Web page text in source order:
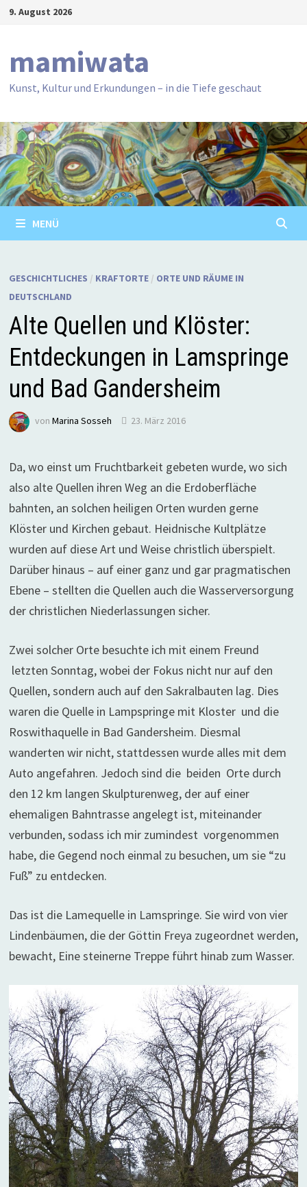
Zum9. August 2026
mamiwata
Kunst, Kultur und Erkundungen – in die Tiefe geschaut
MENÜ
GESCHICHTLICHES / KRAFTORTE/ ORTE UND RÄUME IN
DEUTSCHLAND
Alte Quellen und Klöster:
Entdeckungen in Lamspringe
und Bad Gandersheim
von Marina Sosseh 23. März 2016
Da, wo einst um Fruchtbarkeit gebeten wurde, wo sich
also alte Quellen ihren Weg an die Erdoberfläche
bahnten, an solchen heiligen Orten wurden gerne
Klöster und Kirchen gebaut. Heidnische Kultplätze
wurden auf diese Art und Weise christlich überspielt.
Darüber hinaus – auf einer ganz und gar pragmatischen
Ebene – stellten die Quellen auch die Wasserversorgung
der christlichen Niederlassungen sicher.
Zwei solcher Orte besuchte ich mit einem Freund
letzten Sonntag, wobei der Fokus nicht nur auf den
Quellen, sondern auch auf den Sakralbauten lag. Dies
waren die Quelle in Lampspringe mit Kloster und die
Roswithaquelle in Bad Gandersheim. Diesmal
wanderten wir nicht, stattdessen wurde alles mit dem
Auto angefahren. Jedoch sind die beiden Orte durch
den 12 km langen Skulpturenweg, der auf einer
ehemaligen Bahntrasse angelegt ist, miteinander
verbunden, sodass ich mir zumindest vorgenommen
habe, die Gegend noch einmal zu besuchen, um sie “zu
Fuß” zu entdecken.
Das ist die Lamequelle in Lamspringe. Sie wird von vier
Lindenbäumen, die der Göttin Freya zugeordnet werden,
bewacht, Eine steinerne Treppe führt hinab zum Wasser.